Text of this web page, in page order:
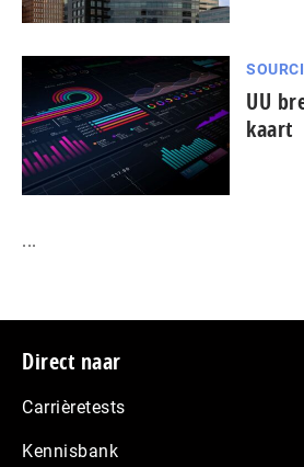
UU
kaart
...
Footer
Direct naar
Carrièretests
Kennisbank